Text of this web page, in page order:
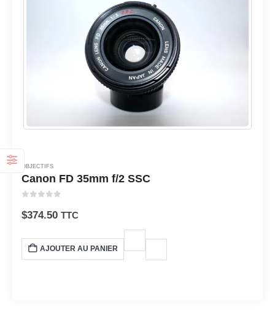
OBJECTIFS
Canon FD 35mm f/2 SSC
$374.50 TTC
AJOUTER AU PANIER